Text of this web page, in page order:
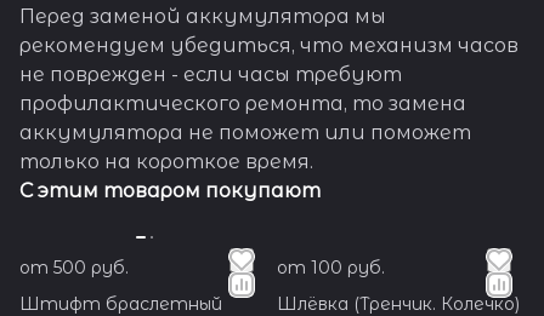
Перед заменой аккумулятора мы
рекомендуем убедиться, что механизм часов
не поврежден - если часы требуют
профилактического ремонта, то замена
аккумулятора не поможет или поможет
только на короткое время.
С этим товаром покупают
от 500 руб.
Штифт браслетный
от 100 руб.
Шлёвка (Тренчик. Колечко)